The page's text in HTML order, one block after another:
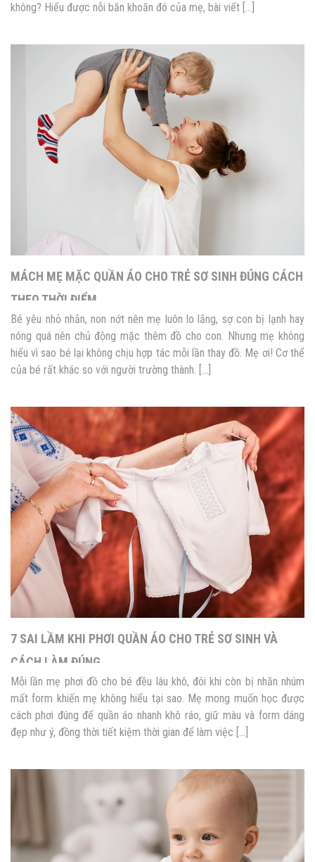
không? Hiểu được nỗi băn khoăn đó của mẹ, bài viết […]
MÁCH MẸ MẶC QUẦN ÁO CHO TRẺ SƠ SINH ĐÚNG CÁCH
THEO THỜI ĐIỂM
Bé yêu nhỏ nhắn, non nớt nên mẹ luôn lo lắng, sợ con bị lạnh hay
nóng quá nên chủ động mặc thêm đồ cho con. Nhưng mẹ không
hiểu vì sao bé lại không chịu hợp tác mỗi lần thay đồ. Mẹ ơi! Cơ thể
của bé rất khác so với người trường thành. […]
7 SAI LẦM KHI PHƠI QUẦN ÁO CHO TRẺ SƠ SINH VÀ
CÁCH LÀM ĐÚNG
Mỗi lần mẹ phơi đồ cho bé đều lâu khô, đôi khi còn bị nhăn nhúm
mất form khiến mẹ không hiểu tại sao. Mẹ mong muốn học được
cách phơi đúng để quần áo nhanh khô ráo, giữ màu và form dáng
đẹp như ý, đồng thời tiết kiệm thời gian để làm việc […]